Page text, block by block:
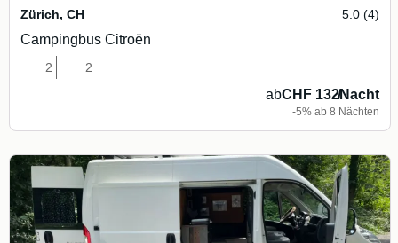
Zürich, CH 5.0 (4)
Campingbus Citroën
2 2
abCHF 132/Nacht
-5% ab 8 Nächten